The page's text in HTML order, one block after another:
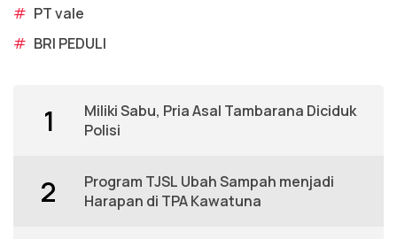
# PT vale
# BRI PEDULI
1
Miliki Sabu, Pria Asal Tambarana Diciduk
Polisi
2
Program TJSL Ubah Sampah menjadi
Harapan di TPA Kawatuna